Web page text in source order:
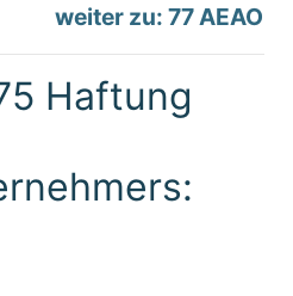
weiter zu: 77 AEAO
Haftung